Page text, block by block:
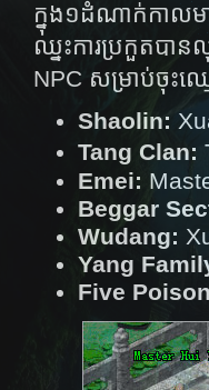
ក្នុង​១​ដំណាក់​កាល​
ឈ្នះ​​ការ​​ប្រកួត​​បាន​​
NPC សម្រាប់ចុះឈ្
Shaolin:
Tang Clan:
Emei:
Beggar
Wudang:
Yang
Five